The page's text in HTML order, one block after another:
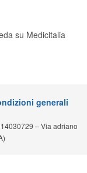
su Medicitalia
generali
– Via adriano